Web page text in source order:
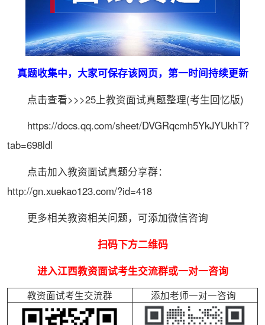
真题收集中，大家可保存该网页，第一时间持续更新
点击查看>>>25上教资面试真题整理(考生回忆版)
https://docs.qq.com/sheet/DVGRqcmh5YkJYUkhT?
tab=698ldl
点击加入教资面试真题分享群：
http://gn.xuekao123.com/?id=418
更多相关教资相关问题，可添加微信咨询
扫码下方二维码
进入江西教资面试考生交流群或一对一咨询
教资面试考生交流群 添加老师一对一咨询